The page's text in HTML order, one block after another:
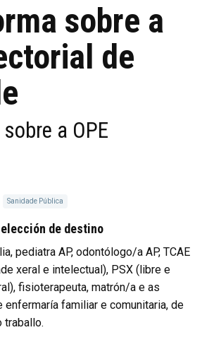
sobre a
de
a OPE
Sanidade Pública
de destino
pediatra AP, odontólogo/a AP, TCAE
xeral e intelectual), PSX (libre e
fisioterapeuta, matrón/a e as
familiar e comunitaria, de
traballo.